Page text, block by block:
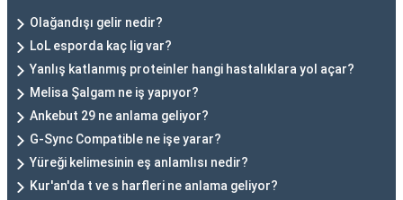
Olağandışı gelir nedir?
LoL esporda kaç lig var?
Yanlış katlanmış proteinler hangi hastalıklara yol açar?
Melisa Şalgam ne iş yapıyor?
Ankebut 29 ne anlama geliyor?
G-Sync Compatible ne işe yarar?
Yüreği kelimesinin eş anlamlısı nedir?
Kur'an'da t ve s harfleri ne anlama geliyor?